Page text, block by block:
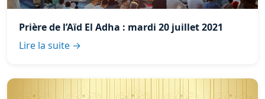
Prière de l’Aïd El Adha : mardi 20 juillet 2021
Lire la suite →